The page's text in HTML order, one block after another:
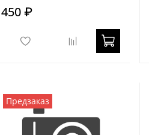
450 ₽
Предзаказ